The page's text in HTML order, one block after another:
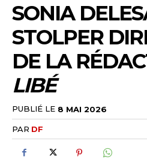
SONIA
STOLPER
DE LA
LIBÉ
PUBLIÉ LE 8 MAI 2026
PAR DF